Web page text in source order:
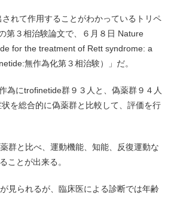
れて作用することがわかっているトリペ
第３相治験論文で、６月８日 Nature
for the treatment of Rett syndrome: a
無作為化第３相治験）」だ。
為にtrofinetide群９３人と、偽薬群９４人
を総合的に偽薬群と比較して、評価を行
群と比べ、運動機能、知能、反復運動な
ことが出来る。
見られるが、臨床医による診断では年齢